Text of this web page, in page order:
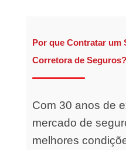
Por que Contratar um
Corretora de Seguros?
Com 30 anos de
mercado de
melhores